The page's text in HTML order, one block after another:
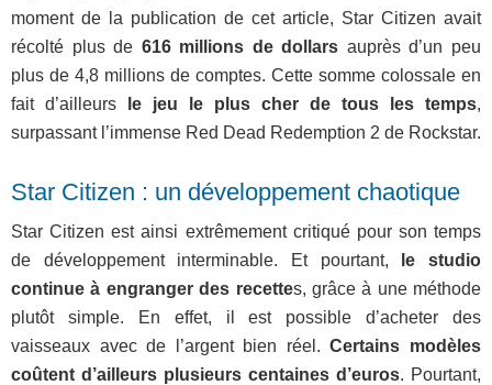
moment de la publication de cet article, Star Citizen avait
récolté plus de 616 millions de dollars auprès d’un peu
plus de 4,8 millions de comptes. Cette somme colossale en
fait d’ailleurs
le jeu le plus cher de tous les temps,
surpassant l’immense Red Dead Redemption 2 de Rockstar.
Star Citizen : un développement chaotique
Star Citizen est ainsi extrêmement critiqué pour son temps
de développement interminable. Et pourtant,
le studio
continue à engranger des recettes, grâce à une méthode
plutôt simple. En effet, il est possible d’acheter des
vaisseaux avec de l’argent bien réel.Certains modèles
coûtent d’ailleurs plusieurs centaines d’euros. Pourtant,